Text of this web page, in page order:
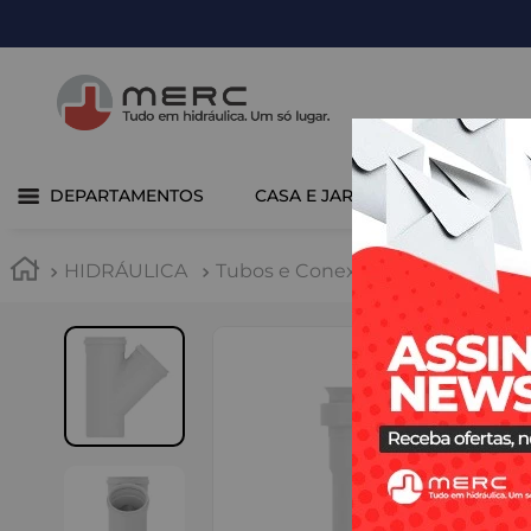
DEPARTAMENTOS CASA E JARDIM COZINHA
HIDRÁULICA Tubos e Conexões PVC